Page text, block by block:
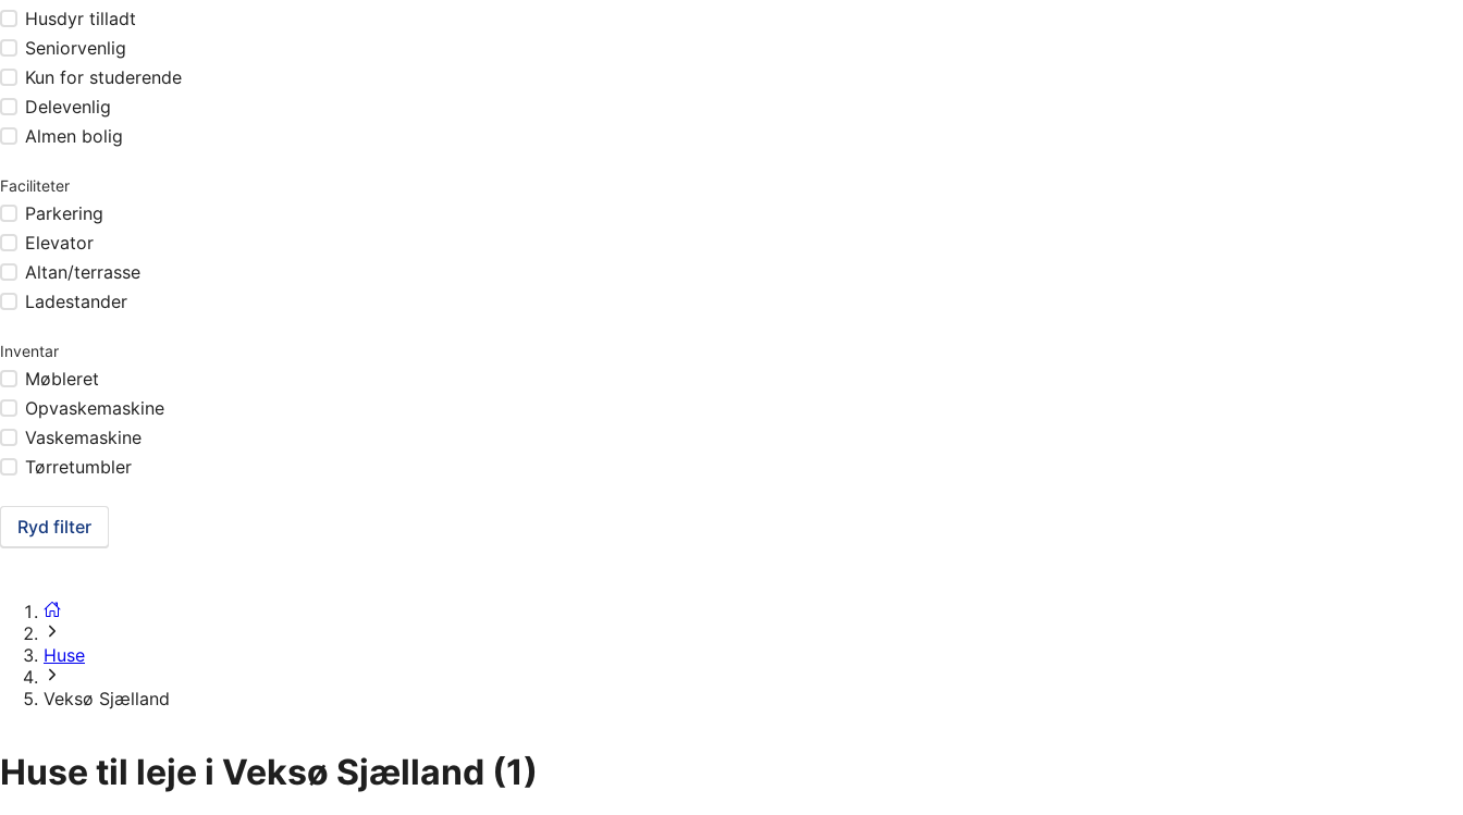
Husdyr tilladt
Seniorvenlig
Kun for studerende
Delevenlig
Almen bolig
Faciliteter
Parkering
Elevator
Altan/terrasse
Ladestander
Inventar
Møbleret
Opvaskemaskine
Vaskemaskine
Tørretumbler
Ryd filter
Huse
Veksø Sjælland
Huse til leje i Veksø Sjælland (1)